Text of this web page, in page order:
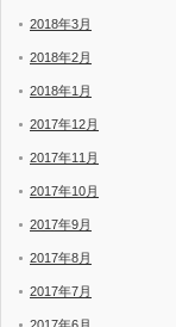
2018年3月
2018年2月
2018年1月
2017年12月
2017年11月
2017年10月
2017年9月
2017年8月
2017年7月